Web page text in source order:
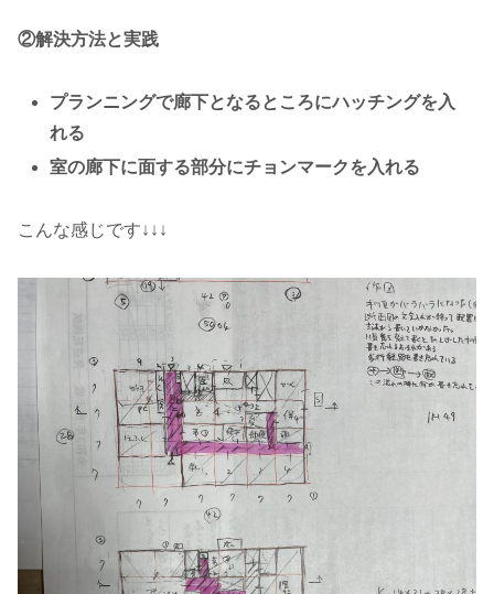
②解決方法と実践
プランニングで廊下となるところにハッチングを入
れる
室の廊下に面する部分にチョンマークを入れる
こんな感じです↓↓↓